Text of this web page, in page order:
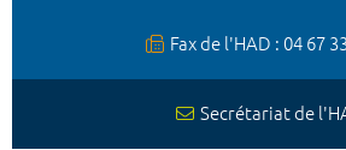
Fax de l'HAD : 04 67
Secrétariat de